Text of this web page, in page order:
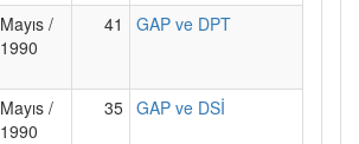
Mayıs /
1990
41 GAP ve DPT
Mayıs /
1990
35 GAP ve DSİ